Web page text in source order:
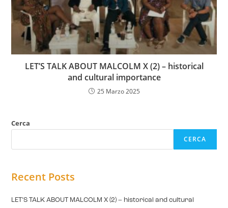
LET’S TALK ABOUT MALCOLM X (2) – historical
and cultural importance
25 Marzo 2025
Cerca
CERCA
Recent Posts
LET’S TALK ABOUT MALCOLM X (2) – historical and cultural